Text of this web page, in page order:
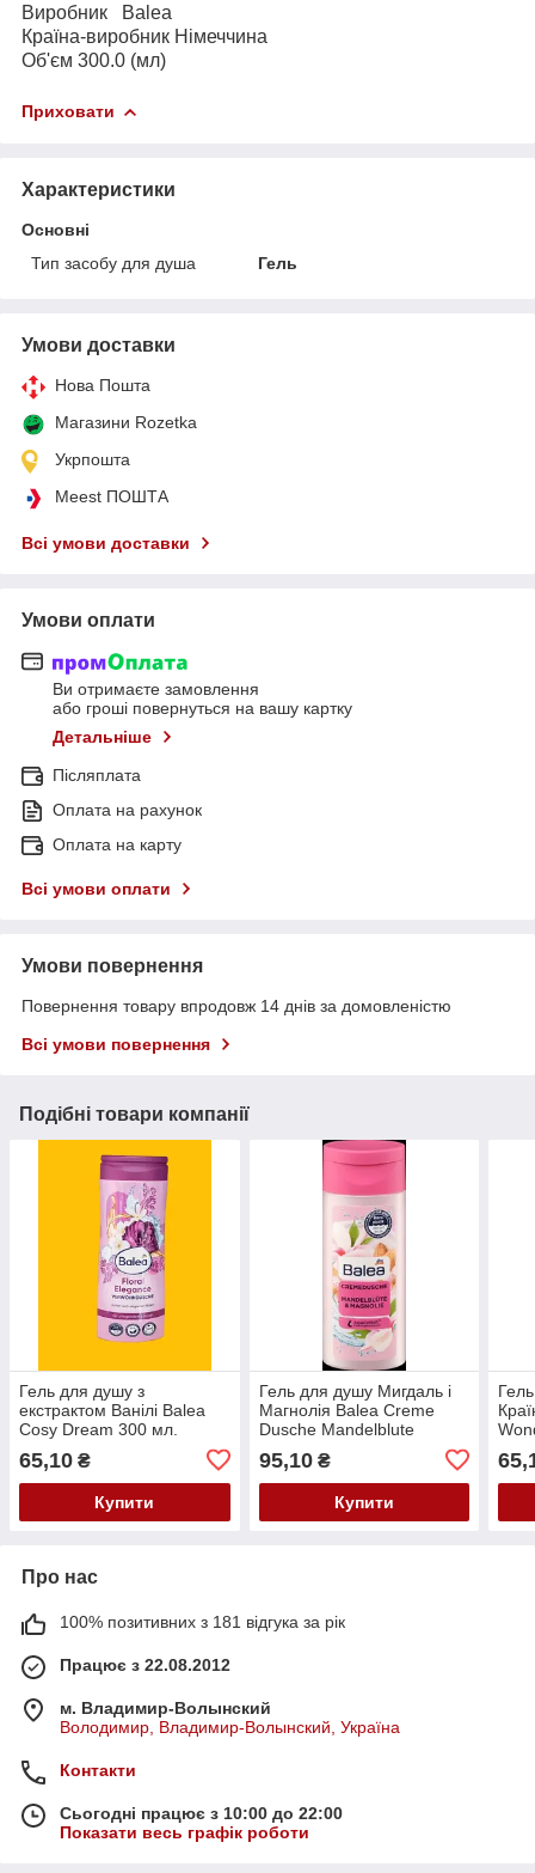
Виробник Balea
Країна-виробник Німеччина
Об'єм 300.0 (мл)
Приховати
Характеристики
Основні
Тип засобу для душа
Гель
Умови доставки
Нова Пошта
Магазини Rozetka
Укрпошта
Meest ПОШТА
Всі умови доставки
Умови оплати
Ви отримаєте замовлення
або гроші повернуться на вашу картку
Детальніше
Післяплата
Оплата на рахунок
Оплата на карту
Всі умови оплати
Умови повернення
Повернення товару впродовж 14 днів за домовленістю
Всі умови повернення
Подібні товари компанії
Гель для душу з
екстрактом Ванілі Balea
Cosy Dream 300 мл.
65,10 ₴
Купити
Гель для душу Мигдаль і
Магнолія Balea Creme
Dusche Mandelblute
95,10₴
Купити
Про нас
100% позитивних з 181 відгука за рік
Працює з 22.08.2012
м. Владимир-Волынский
Володимир, Владимир-Волынский, Україна
Контакти
Сьогодні працює з 10:00 до 22:00
Показати весь графік роботи